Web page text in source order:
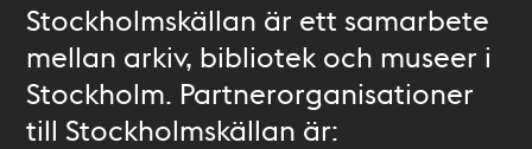
Stockholmskällan är ett samarbete
mellan arkiv, bibliotek och museer i
Stockholm. Partnerorganisationer
till Stockholmskällan är: